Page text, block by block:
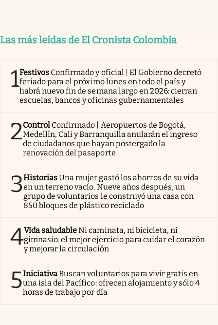
Las más leídas de El Cronista Colombia
1Festivos Confirmado y oficial | El Gobierno decretó
feriado para el próximo lunes en todo el país y
habrá nuevo fin de semana largo en 2026: cierran
escuelas, bancos y oficinas gubernamentales
2Control Confirmado | Aeropuertos de Bogotá,
Medellín, Cali y Barranquilla anularán el ingreso
de ciudadanos que hayan postergado la
renovación del pasaporte
3HistoriasUna mujer gastó los ahorros de su vida
en un terreno vacío. Nueve años después, un
grupo de voluntarios le construyó una casa con
850 bloques de plástico reciclado
4Vida saludableNi caminata, ni bicicleta, ni
gimnasio: el mejor ejercicio para cuidar el corazón
y mejorar la circulación
5IniciativaBuscan voluntarios para vivir gratis en
una isla del Pacífico: ofrecen alojamiento y sólo 4
horas de trabajo por día